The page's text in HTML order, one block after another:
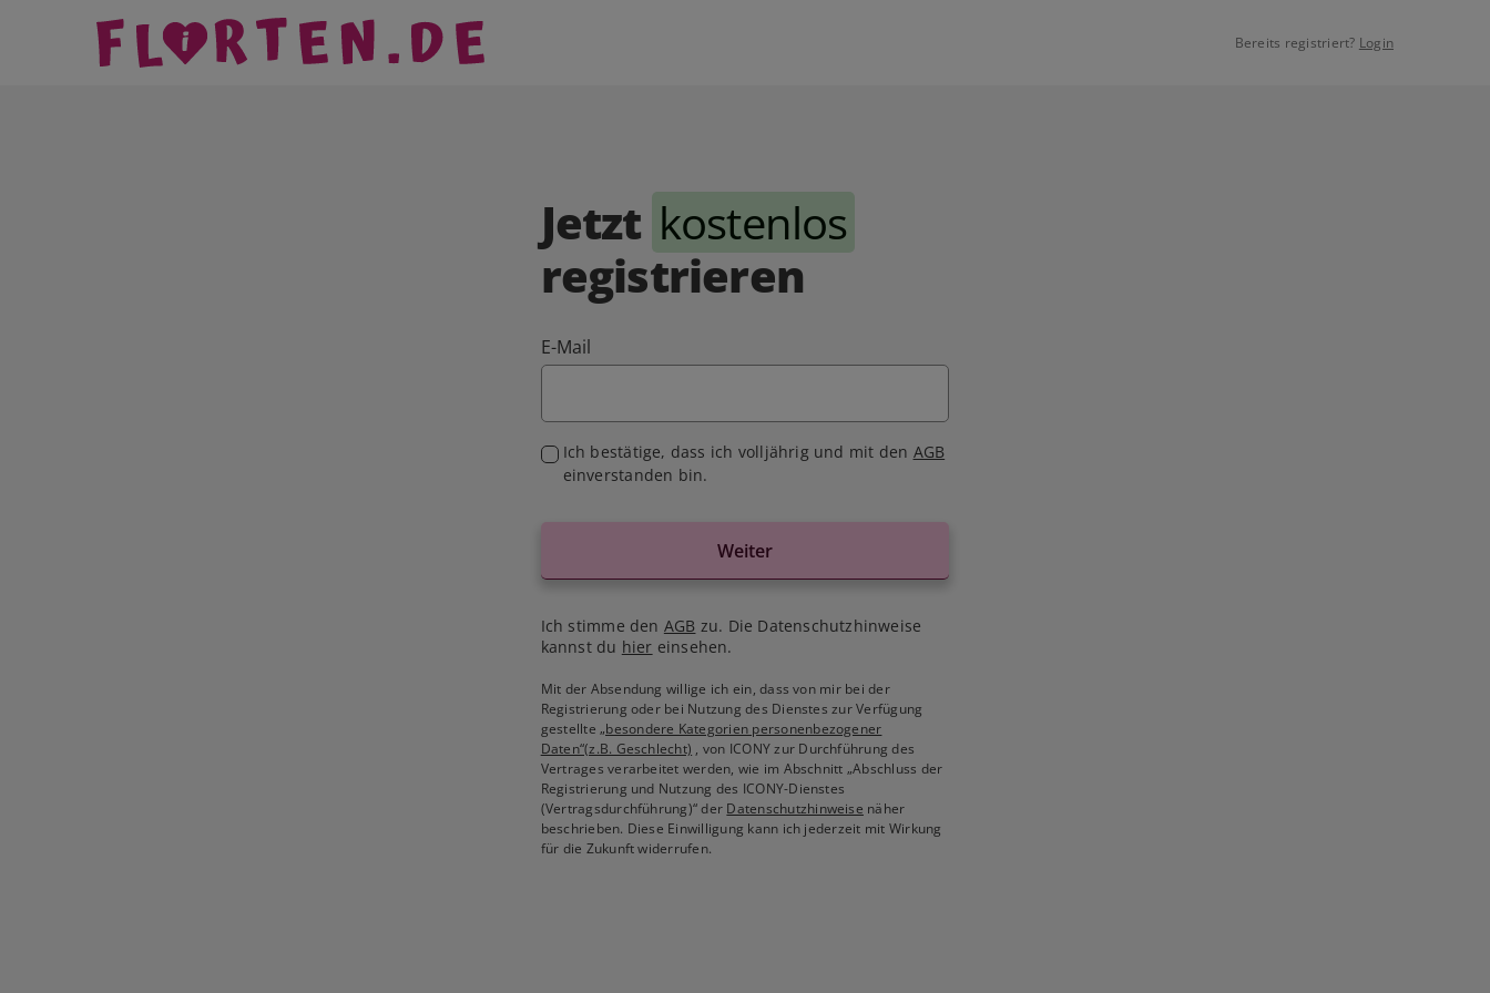
Bereits registriert? Login
Jetzt kostenlos
registrieren
E-Mail
Ich bestätige, dass ich volljährig und mit den AGB
einverstanden bin.
Weiter
Ich stimme den AGB zu. Die Datenschutzhinweise
kannst du hier einsehen.
Mit der Absendung willige ich ein, dass von mir bei der
Registrierung oder bei Nutzung des Dienstes zur Verfügung
gestellte„besondere Kategorien personenbezogener
Daten“(z.B. Geschlecht) , von ICONY zur Durchführung des
Vertrages verarbeitet werden, wie im Abschnitt „Abschluss der
Registrierung und Nutzung des ICONY-Dienstes
(Vertragsdurchführung)“ der Datenschutzhinweise näher
beschrieben. Diese Einwilligung kann ich jederzeit mit Wirkung
für die Zukunft widerrufen.